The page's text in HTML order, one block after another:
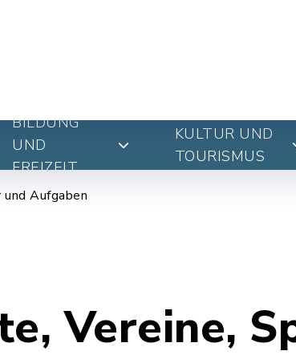
BILDUNG
UND
FREIZEIT
KULTUR UND
TOURISMUS
Aufgaben
Vereine,